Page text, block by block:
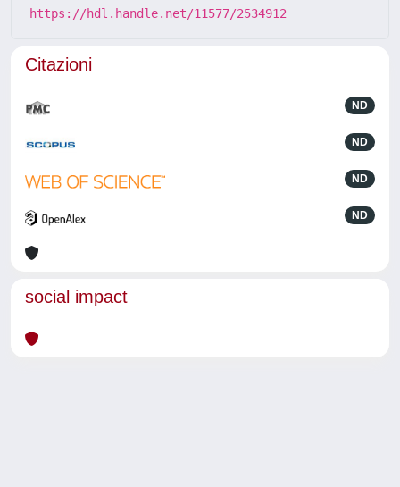
https://hdl.handle.net/11577/2534912
Citazioni
ND
ND
ND
ND
social impact